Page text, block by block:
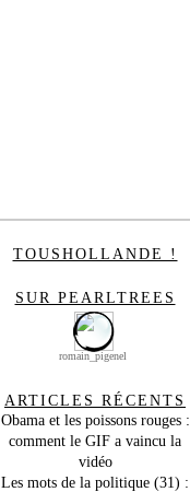
TOUSHOLLANDE !
SUR PEARLTREES
romain_pigenel
ARTICLES RÉCENTS
Obama et les poissons rouges :
comment le GIF a vaincu la
vidéo
Les mots de la politique (31) :